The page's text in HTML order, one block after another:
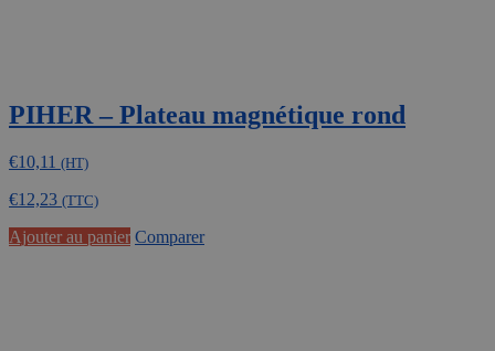
PIHER – Plateau magnétique rond
€10,11 (HT)
€12,23 (TTC)
Ajouter au panier Comparer